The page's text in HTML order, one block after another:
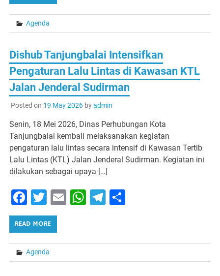
Agenda
Dishub Tanjungbalai Intensifkan
Pengaturan Lalu Lintas di Kawasan KTL
Jalan Jenderal Sudirman
Posted on 19 May 2026byadmin
Senin, 18 Mei 2026, Dinas Perhubungan Kota
Tanjungbalai kembali melaksanakan kegiatan
pengaturan lalu lintas secara intensif di Kawasan Tertib
Lalu Lintas (KTL) Jalan Jenderal Sudirman. Kegiatan ini
dilakukan sebagai upaya […]
Facebook
Twitter
EmailWhatsApp
Telegram
READ MORE
Agenda